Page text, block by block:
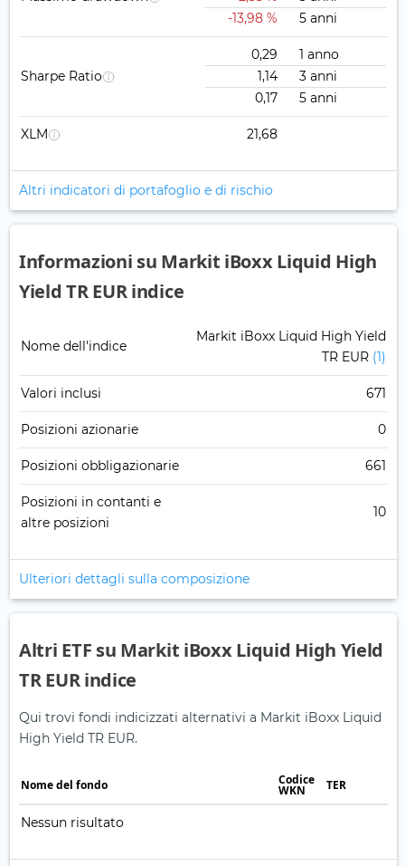
-13,98 %
5 anni
Sharpe Ratio
0,29
1 anno
1,14
3 anni
0,17
5 anni
XLM 21,68
Altri indicatori di portafoglio e di rischio
Informazioni su Markit iBoxx Liquid High
Yield TR EUR indice
Nome dell'indice
Markit iBoxx Liquid High Yield
TR EUR (1)
Valori inclusi 671
Posizioni azionarie 0
Posizioni obbligazionarie 661
Posizioni in contanti e
altre posizioni
10
Ulteriori dettagli sulla composizione
Altri ETF su Markit iBoxx Liquid High Yield
TR EUR indice
Qui trovi fondi indicizzati alternativi a Markit iBoxx Liquid
High Yield TR EUR.
Nome del fondo Codice
WKN TER
Nessun risultato